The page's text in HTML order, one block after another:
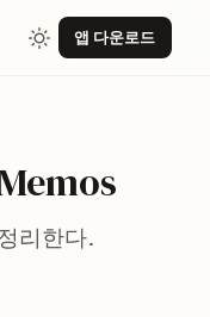
앱 다운로드
리한다.